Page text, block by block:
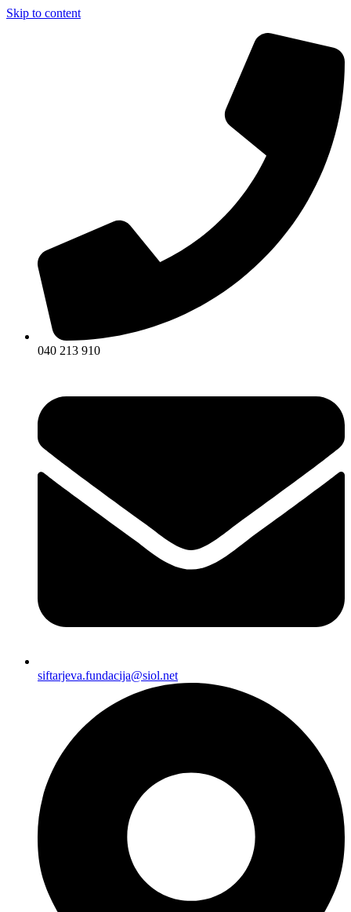
Skip to content
040 213 910
siftarjeva.fundacija@siol.net